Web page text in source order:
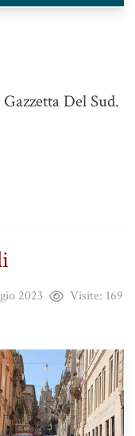
Del Sud.
2023 Visite: 169